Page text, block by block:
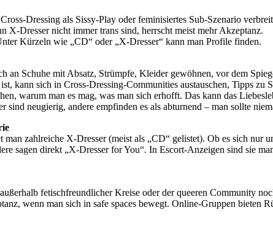
Dressing als Sissy-Play oder feminisiertes Sub-Szenario
X‑Dresser nicht immer trans sind, herrscht meist mehr Akzeptanz.
Kürzeln wie „CD“ oder „X‑Dresser“ kann man Profile finden.
an Schuhe mit Absatz, Strümpfe, Kleider gewöhnen, vor dem
kann sich in Cross-Dressing-Communities austauschen, Tipps zu
warum man es mag, was man sich erhofft. Das kann das
sind neugierig, andere empfinden es als abturnend – man sollte
zahlreiche X‑Dresser (meist als „CD“ gelistet). Ob es sich
sagen direkt „X‑Dresser for You“. In Escort-Anzeigen sind sie
fetischfreundlicher Kreise oder der queeren Community
wenn man sich in safe spaces bewegt. Online-Gruppen